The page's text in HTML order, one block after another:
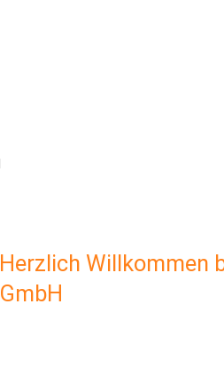
Herzlich Willkommen
GmbH